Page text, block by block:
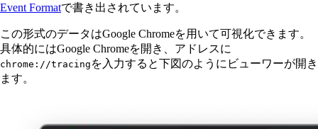
Event Formatで書き出されています。
この形式のデータはGoogle Chromeを用いて可視化できます。
具体的にはGoogle Chromeを開き、アドレスに
chrome://tracing を入力すると下図のようにビューワーが開き
ます。